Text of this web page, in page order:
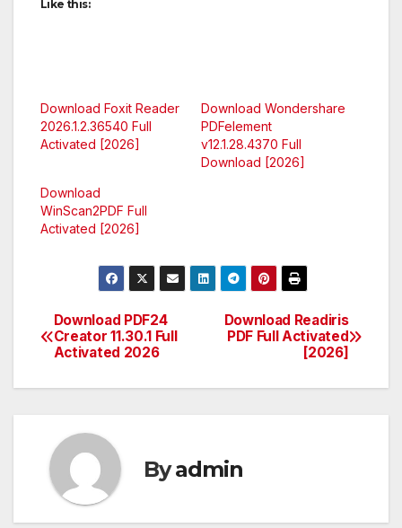
Like this:
Download Foxit Reader
2026.1.2.36540 Full
Activated [2026]
Download Wondershare
PDFelement
v12.1.28.4370 Full
Download [2026]
Download
WinScan2PDF Full
Activated [2026]
Post
navigation
Download Readiris
PDF Full Activated
[2026]
Download PDF24
Creator 11.30.1 Full
Activated 2026
Byadmin